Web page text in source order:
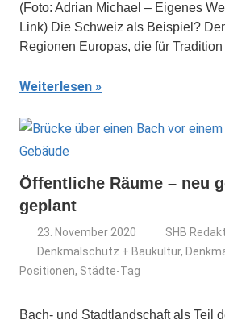
(Foto: Adrian Michael – Eigenes
Link) Die Schweiz als Beispiel?
Regionen Europas, die für Tradition
Weiterlesen
Öffentliche Räume – neu
geplant
23. November 2020
SHB
Denkmalschutz + Baukultur,
Positionen, Städte-Tag
Bach- und Stadtlandschaft als Teil